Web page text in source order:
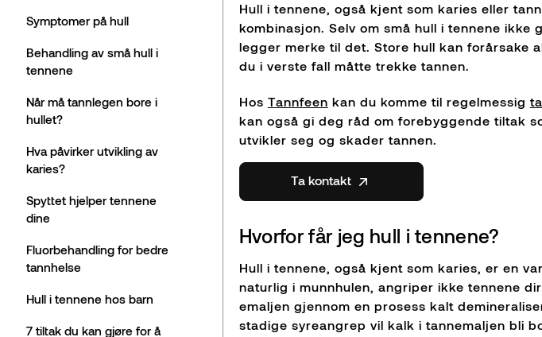
Symptomer på hull
Behandling av små hull i
tennene
Når må tannlegen bore i
hullet?
Hva påvirker utvikling av
karies?
Spyttet hjelper tennene
dine
Fluorbehandling for bedre
tannhelse
Hull i tennene hos barn
7 tiltak du kan gjøre for å
Hull i tennene, også kjent som karies eller
kombinasjon. Selv om små hull i tennene
legger merke til det. Store hull kan forårsake
du i verste fall måtte trekke tannen.
Hos Tannfeen kan du komme til regelmessig
kan også gi deg råd om forebyggende tiltak
utvikler seg og skader tannen.
Ta kontakt
Hvorfor får jeg hull i tennene?
Hull i tennene, også kjent som karies, er en
naturlig i munnhulen, angriper ikke tennene
emaljen gjennom en prosess kalt
stadige syreangrep vil kalk i tannemaljen bli